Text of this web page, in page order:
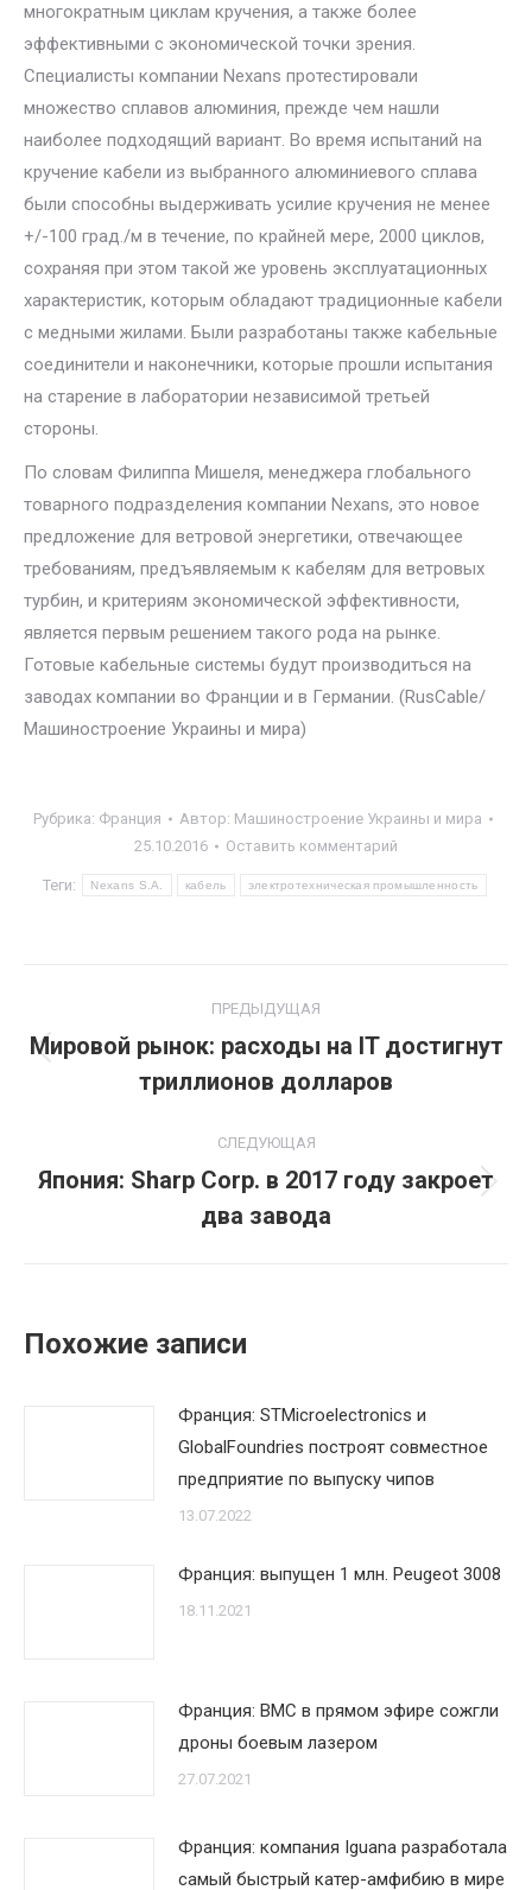
многократным циклам кручения, а также более
эффективными с экономической точки зрения.
Специалисты компании Nexans протестировали
множество сплавов алюминия, прежде чем нашли
наиболее подходящий вариант. Во время испытаний на
кручение кабели из выбранного алюминиевого сплава
были способны выдерживать усилие кручения не менее
+/-100 град./м в течение, по крайней мере, 2000 циклов,
сохраняя при этом такой же уровень эксплуатационных
характеристик, которым обладают традиционные кабели
с медными жилами. Были разработаны также кабельные
соединители и наконечники, которые прошли испытания
на старение в лаборатории независимой третьей
стороны.
По словам Филиппа Мишеля, менеджера глобального
товарного подразделения компании Nexans, это новое
предложение для ветровой энергетики, отвечающее
требованиям, предъявляемым к кабелям для ветровых
турбин, и критериям экономической эффективности,
является первым решением такого рода на рынке.
Готовые кабельные системы будут производиться на
заводах компании во Франции и в Германии. (RusCable/
Машиностроение Украины и мира)
Рубрика: Франция Автор: Машиностроение Украины и мира
25.10.2016
Оставить комментарий
Теги: Nexans S.A. кабель электротехническая промышленность
по
записям
ПРЕДЫДУЩАЯ
Предыдущая
запись:
Мировой рынок: расходы на IT достигнут
триллионов долларов
СЛЕДУЮЩАЯ
Следующая
запись:
Япония: Sharp Corp. в 2017 году закроет
два завода
Похожие записи
Франция: STMicroelectronics и
GlobalFoundries построят совместное
предприятие по выпуску чипов
13.07.2022
Франция: выпущен 1 млн. Peugeot 3008
18.11.2021
Франция: ВМС в прямом эфире сожгли
дроны боевым лазером
27.07.2021
Франция: компания Iguana разработала
самый быстрый катер-амфибию в мире